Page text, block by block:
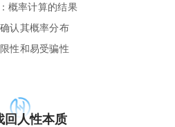
概率计算的结果
认其概率分布
性和易受骗性
回人性本质